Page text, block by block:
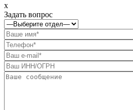
x
Задать вопрос